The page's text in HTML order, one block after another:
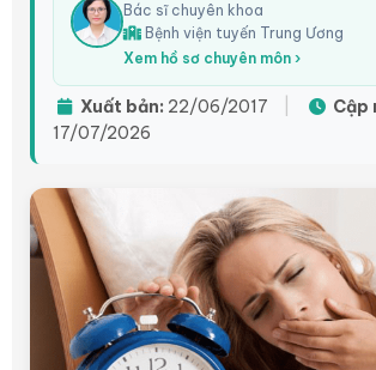
Bác sĩ chuyên khoa
Bệnh viện tuyến Trung Ương
Xem hồ sơ chuyên môn ›
Xuất bản: 22/06/2017
Cập
17/07/2026